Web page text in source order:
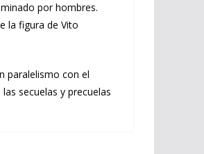
por hombres.
la figura de Vito
paralelismo con el
secuelas y precuelas